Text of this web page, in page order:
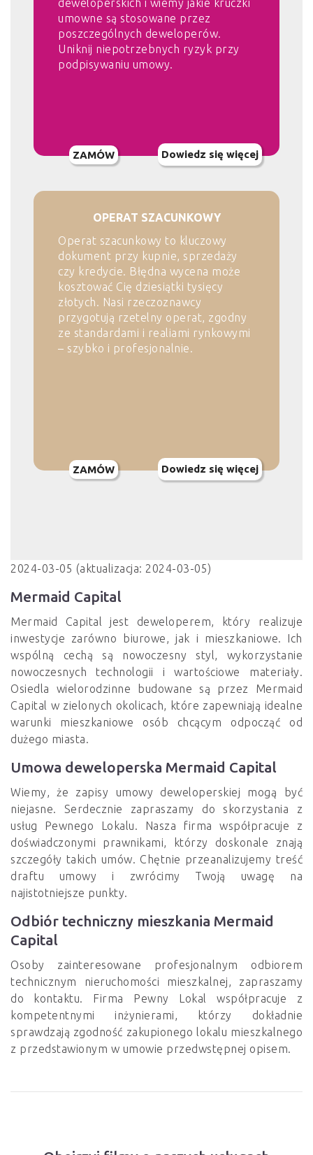
deweloperskich i wiemy jakie kruczki
umowne są stosowane przez
poszczególnych deweloperów.
Uniknij niepotrzebnych ryzyk przy
podpisywaniu umowy.
ZAMÓW Dowiedz się więcej
OPERAT SZACUNKOWY
Operat szacunkowy to kluczowy
dokument przy kupnie, sprzedaży
czy kredycie. Błędna wycena może
kosztować Cię dziesiątki tysięcy
złotych. Nasi rzeczoznawcy
przygotują rzetelny operat, zgodny
ze standardami i realiami rynkowymi
– szybko i profesjonalnie.
ZAMÓW Dowiedz się więcej
2024-03-05 (aktualizacja: 2024-03-05)
Mermaid Capital
Mermaid Capital jest deweloperem, który realizuje
inwestycje zarówno biurowe, jak i mieszkaniowe. Ich
wspólną cechą są nowoczesny styl, wykorzystanie
nowoczesnych technologii i wartościowe materiały.
Osiedla wielorodzinne budowane są przez Mermaid
Capital w zielonych okolicach, które zapewniają idealne
warunki mieszkaniowe osób chcącym odpocząć od
dużego miasta.
Umowa deweloperska Mermaid Capital
Wiemy, że zapisy umowy deweloperskiej mogą być
niejasne. Serdecznie zapraszamy do skorzystania z
usług Pewnego Lokalu. Nasza firma współpracuje z
doświadczonymi prawnikami, którzy doskonale znają
szczegóły takich umów. Chętnie przeanalizujemy treść
draftu umowy i zwrócimy Twoją uwagę na
najistotniejsze punkty.
Odbiór techniczny mieszkania Mermaid
Capital
Osoby zainteresowane profesjonalnym odbiorem
technicznym nieruchomości mieszkalnej, zapraszamy
do kontaktu. Firma Pewny Lokal współpracuje z
kompetentnymi inżynierami, którzy dokładnie
sprawdzają zgodność zakupionego lokalu mieszkalnego
z przedstawionym w umowie przedwstępnej opisem.